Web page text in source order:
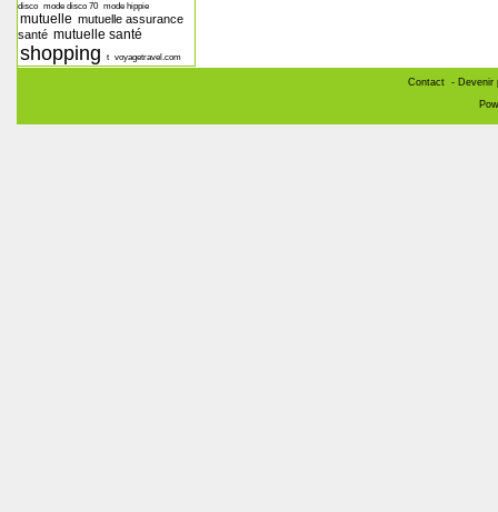
disco mode disco 70 mode hippie
mutuelle mutuelle assurance
santé mutuelle santé
shopping t voyagetravel.com
Contact - Devenir